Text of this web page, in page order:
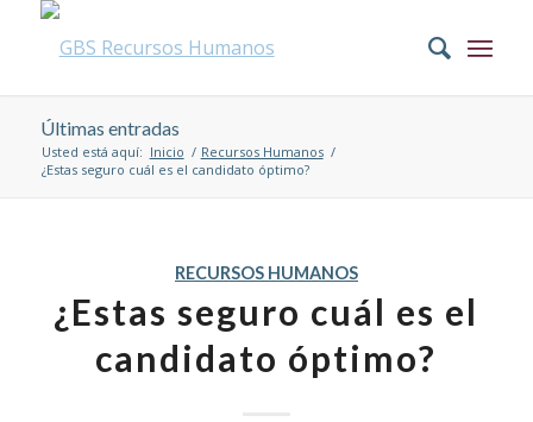
Últimas entradas
Usted está aquí: Inicio / Recursos Humanos /
¿Estas seguro cuál es el candidato óptimo?
RECURSOS HUMANOS
¿Estas seguro cuál es el
candidato óptimo?